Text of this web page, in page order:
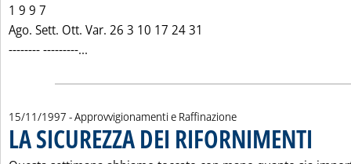
1 9 9 7
Ago. Sett. Ott. Var. 26 3 10 17 24 31
-------- ---------...
15/11/1997 - Approvvigionamenti e Raffinazione
LA SICUREZZA DEI RIFORNIMENTI